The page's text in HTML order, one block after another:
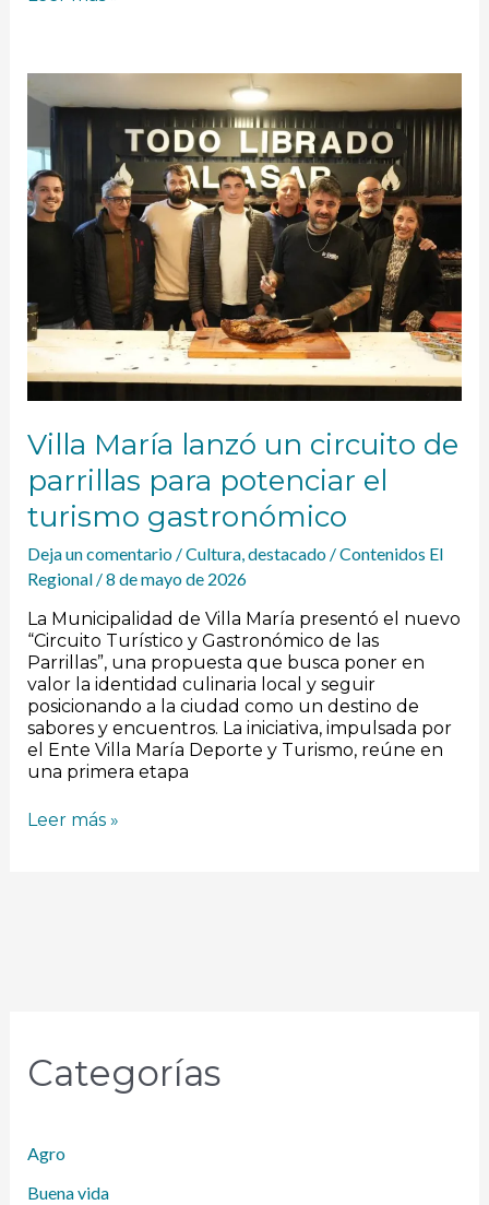
Villa María lanzó un circuito de
parrillas para potenciar el
turismo gastronómico
Deja un comentario /Cultura, destacado/Contenidos El
Regional /8 de mayo de 2026
La Municipalidad de Villa María presentó el nuevo
“Circuito Turístico y Gastronómico de las
Parrillas”, una propuesta que busca poner en
valor la identidad culinaria local y seguir
posicionando a la ciudad como un destino de
sabores y encuentros. La iniciativa, impulsada por
el Ente Villa María Deporte y Turismo, reúne en
una primera etapa
Villa
María
lanzó
un
circuito
de
parrillas
turismo
gastronómico
Leer más »
Categorías
Agro
Buena vida